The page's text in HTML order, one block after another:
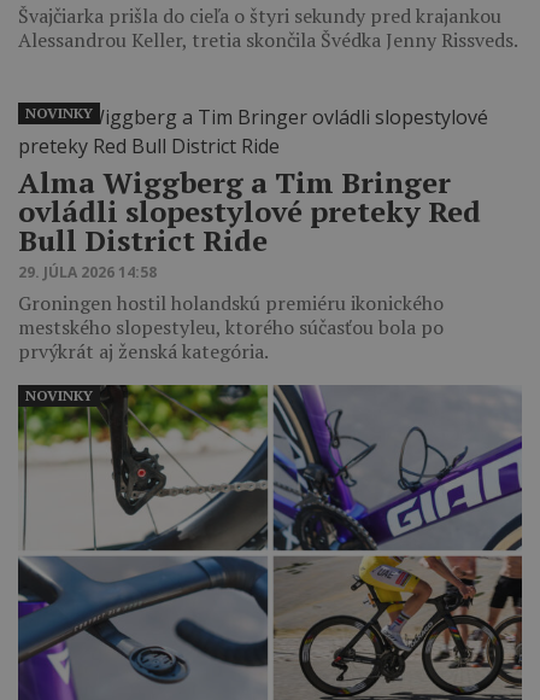
Švajčiarka prišla do cieľa o štyri sekundy pred krajankou
Alessandrou Keller, tretia skončila Švédka Jenny Rissveds.
Alma Wiggberg a Tim Bringer
ovládli slopestylové preteky Red
Bull District Ride
29. JÚLA 2026 14:58
Groningen hostil holandskú premiéru ikonického
mestského slopestyleu, ktorého súčasťou bola po
prvýkrát aj ženská kategória.
NOVINKY
NOVINKY